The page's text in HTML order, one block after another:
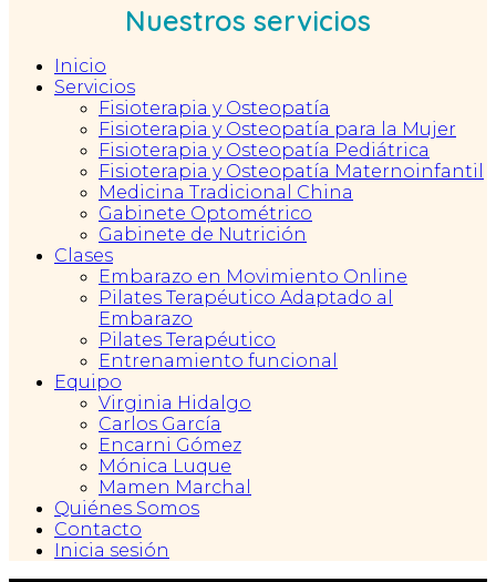
Nuestros servicios
Inicio
Servicios
Fisioterapia y Osteopatía
Fisioterapia y Osteopatía para la Mujer
Fisioterapia y Osteopatía Pediátrica
Fisioterapia y Osteopatía Maternoinfantil
Medicina Tradicional China
Gabinete Optométrico
Gabinete de Nutrición
Clases
Embarazo en Movimiento Online
Pilates Terapéutico Adaptado al
Embarazo
Pilates Terapéutico
Entrenamiento funcional
Equipo
Virginia Hidalgo
Carlos García
Encarni Gómez
Mónica Luque
Mamen Marchal
Quiénes Somos
Contacto
Inicia sesión